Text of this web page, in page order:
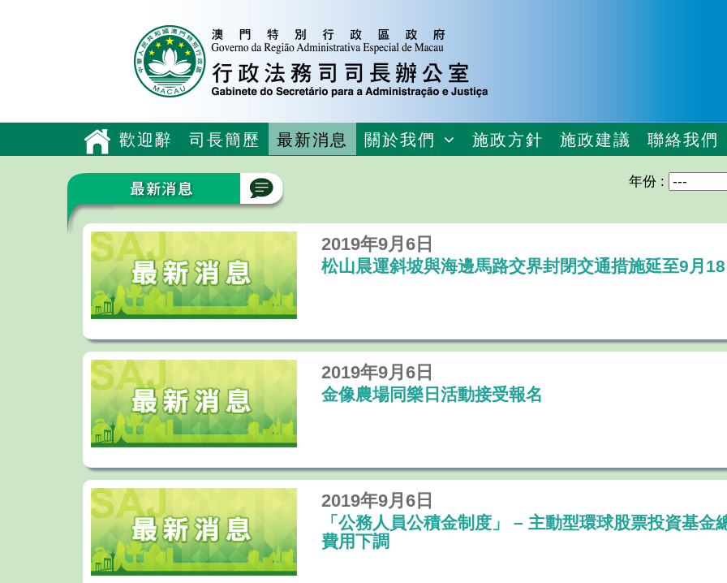
歡迎辭 司長簡歷 最新消息 關於我們 施政方針 施政建議 聯絡我們
年份 :
2019年9月6日
松山晨運斜坡與海邊馬路交界封閉交通措施延至9月
2019年9月6日
金像農場同樂日活動接受報名
2019年9月6日
「公務人員公積金制度」 – 主動型環球股票投資基金
費用下調